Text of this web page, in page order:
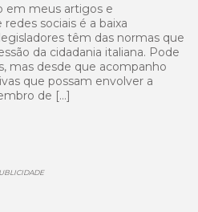
em meus artigos e
sociais é a baixa
têm das normas que
da cidadania italiana. Pode
mas desde que acompanho
que possam envolver a
de […]